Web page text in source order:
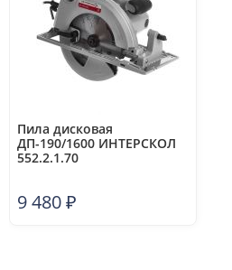
Пила дисковая
ДП-190/1600 ИНТЕРСКОЛ
552.2.1.70
9 480₽